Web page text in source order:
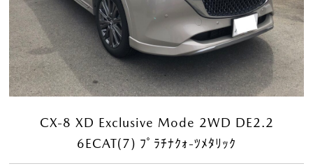
CX-8 XD Exclusive Mode 2WD DE2.2
6ECAT(7) ﾌﾟﾗﾁﾅｸｫ-ﾂﾒﾀﾘｯｸ